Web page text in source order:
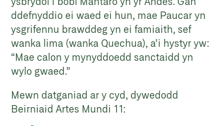
ddefnyddio ei waed ei hun, mae Paucar yn
ysgrifennu brawddeg yn ei famiaith, sef
wanka lima (wanka Quechua), a’i hystyr yw:
“Mae calon y mynyddoedd sanctaidd yn
wylo gwaed.”
Mewn datganiad ar y cyd, dywedodd
Beirniaid Artes Mundi 11: